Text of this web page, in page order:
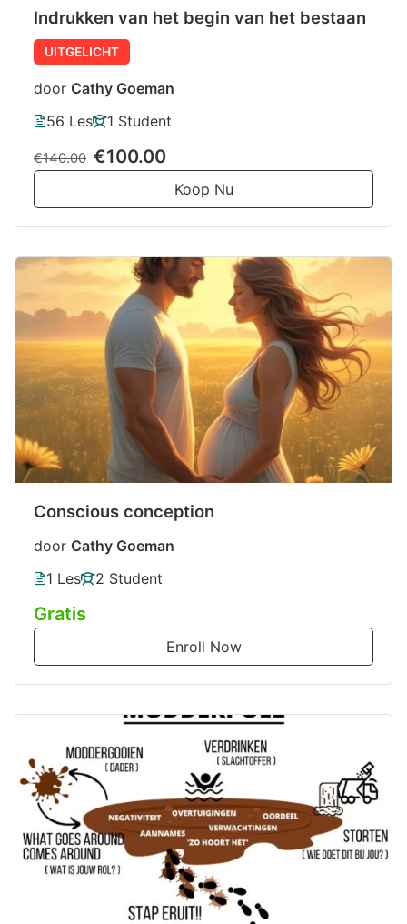
Indrukken van het begin van het bestaan
UITGELICHT
door Cathy Goeman
56 Les
1 Student
€140.00 €100.00
Koop Nu
Conscious conception
door Cathy Goeman
1 Les
2 Student
Gratis
Enroll Now